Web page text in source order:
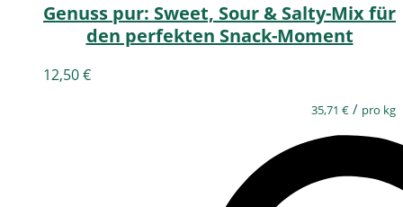
Genuss pur: Sweet, Sour & Salty-Mix für
den perfekten Snack-Moment
12,50€
35,71 € / pro kg